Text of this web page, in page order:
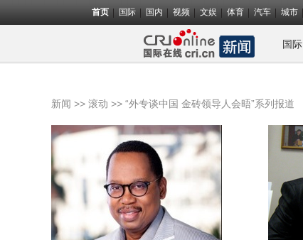
首页 国际 国内 视频 文娱 体育 汽车 城市
国际
新闻 >> 滚动 >> “外专谈中国 金砖领导人会晤”系列报道